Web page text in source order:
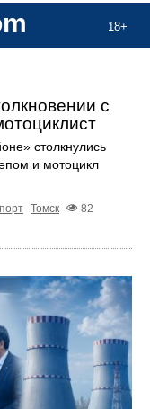
18+
с
столкнулись
и мотоцикл
Томск
82